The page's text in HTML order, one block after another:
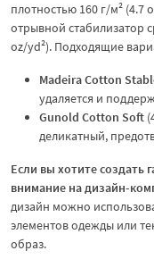
плотностью 160 г/м² (4.7
отрывной стабилизатор
oz/yd²). Подходящие
Madeira Cotton
удаляется и
Gunold Cotton Soft
деликатный,
Если вы хотите создать
внимание на дизайн-
дизайн можно
элементов одежды или
образ.